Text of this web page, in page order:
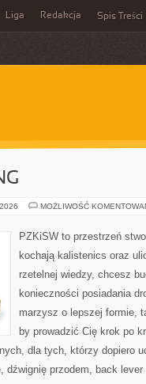
Liga Redakcja Spis Treści
MOŻLIWOŚĆ
PZKiSW to przestrzeń
kochają kalistenics oraz
rzetelnej wiedzy, chcesz
konieczności posiadania
marzysz o lepszej formie,
by prowadzić Cię krok po
dla tych, którzy dopiero
dźwignię przodem, back